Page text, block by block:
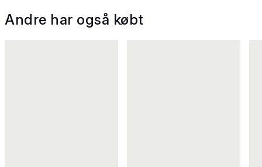
Andre har også købt